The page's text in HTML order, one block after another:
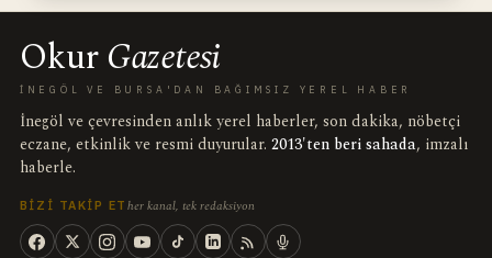
OkurGazetesi
İNEGÖL VE BURSA'DAN BAĞIMSIZ YEREL HABER
İnegöl ve çevresinden anlık yerel haberler, son dakika, nöbetçi
eczane, etkinlik ve resmi duyurular. 2013'ten beri sahada, imzalı
haberle.
BIZI TAKIP ET her kanal, tek redaksiyon